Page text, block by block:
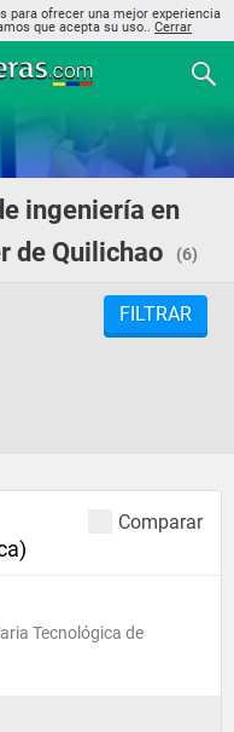
para ofrecer una mejor experiencia
que acepta su uso.. Cerrar
ingeniería en
de Quilichao
(6)
FILTRAR
Comparar
Tecnológica de